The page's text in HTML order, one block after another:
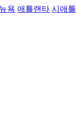
뉴욕 애틀랜타 시애틀